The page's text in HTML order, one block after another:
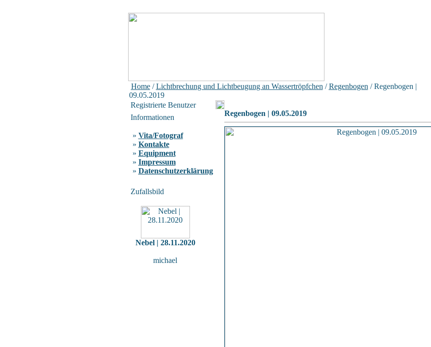
Home/Lichtbrechung und Lichtbeugung an Wassertröpfchen /Regenbogen / Regenbogen |
09.05.2019
Registrierte Benutzer
Informationen
» Vita/Fotograf
» Kontakte
» Equipment
» Impressum
» Datenschutzerklärung
Zufallsbild
Nebel | 28.11.2020
michael
Regenbogen | 09.05.2019